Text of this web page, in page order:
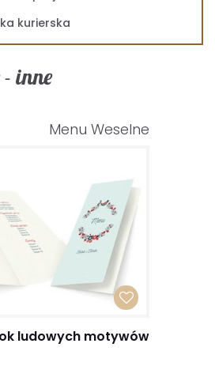
inne
Menu Weselne
ludowych motywów
kurierska